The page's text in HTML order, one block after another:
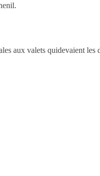
aux valets quidevaient les